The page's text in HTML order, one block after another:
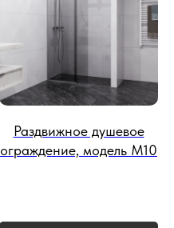
Раздвижное душевое
ограждение, модель М10